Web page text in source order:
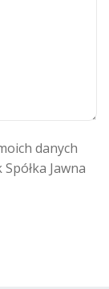
danych
Jawna